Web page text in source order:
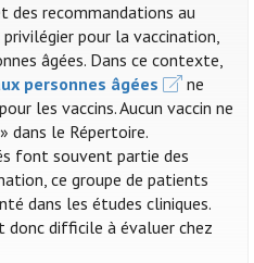
des recommandations au
pour la vaccination,
âgées. Dans ce contexte,
personnes âgées
ne
les vaccins. Aucun vaccin ne
dans le Répertoire.
font souvent partie des
ce groupe de patients
dans les études cliniques.
donc difficile à évaluer chez